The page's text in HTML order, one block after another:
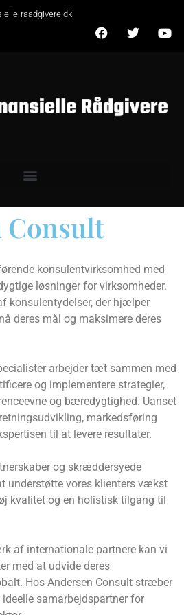
raadgivere.dk
Consult
konsulentvirksomhed med
løsninger for virksomheder.
konsulentydelser, der hjælper
deres mål og maksimere deres
arbejder tæt sammen med
og implementere strategier,
og bæredygtighed. Uanset
markedsføring
til at levere resultater.
og skræddersyede
understøtte vores klienters vækst
kvalitet og en holistisk tilgang til
af internationale partnere kan vi
med at udvide deres
Hos Andersen Consult stræber
samarbejdspartner for